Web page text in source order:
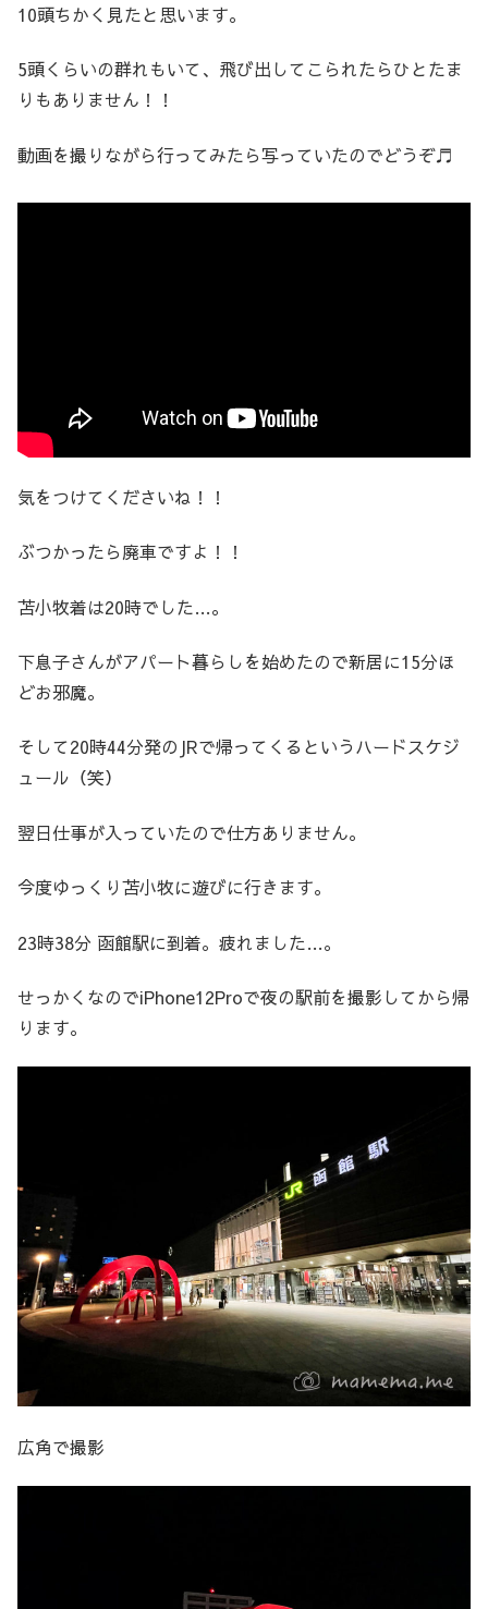
10頭ちかく見たと思います。
5頭くらいの群れもいて、飛び出してこられたらひとたま
りもありません！！
動画を撮りながら行ってみたら写っていたのでどうぞ♬
気をつけてくださいね！！
ぶつかったら廃車ですよ！！
苫小牧着は20時でした…。
下息子さんがアパート暮らしを始めたので新居に15分ほ
どお邪魔。
そして20時44分発のJRで帰ってくるというハードスケジ
ュール（笑）
翌日仕事が入っていたので仕方ありません。
今度ゆっくり苫小牧に遊びに行きます。
23時38分 函館駅に到着。疲れました…。
せっかくなのでiPhone12Proで夜の駅前を撮影してから帰
ります。
広角で撮影